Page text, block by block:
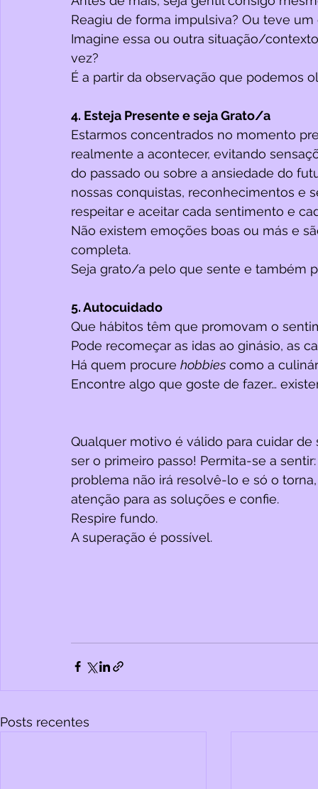
Reagiu de forma impulsiva? Ou teve
Imagine essa ou outra situação/
vez?
É a partir da observação que podemos
4. Esteja Presente e seja Grato/a
Estarmos concentrados no momento
realmente a acontecer, evitando
do passado ou sobre a ansiedade do
nossas conquistas, reconhecimentos e
respeitar e aceitar cada sentimento e
Não existem emoções boas ou más e
completa.
Seja grato/a pelo que sente e também
5. Autocuidado
Que hábitos têm que promovam o
Pode recomeçar as idas ao ginásio, as
Há quem procure hobbies como a
Encontre algo que goste de fazer…
Qualquer motivo é válido para cuidar
ser o primeiro passo! Permita-se a
problema não irá resolvê-lo e só o
atenção para as soluções e confie.
Respire fundo.
A superação é possível.
Posts recentes